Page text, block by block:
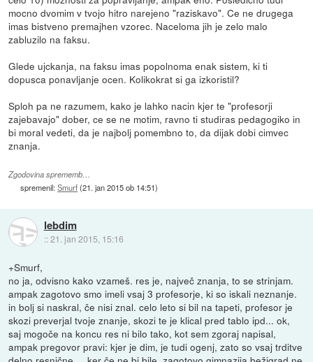
mocno dvomim v tvojo hitro narejeno "raziskavo". Ce ne drugega
imas bistveno premajhen vzorec. Naceloma jih je zelo malo
zabluzilo na faksu.
Glede ujckanja, na faksu imas popolnoma enak sistem, ki ti
dopusca ponavljanje ocen. Kolikokrat si ga izkoristil?
Sploh pa ne razumem, kako je lahko nacin kjer te "profesorji
zajebavajo" dober, ce se ne motim, ravno ti studiras pedagogiko in
bi moral vedeti, da je najbolj pomembno to, da dijak dobi cimvec
znanja.
Zgodovina sprememb…
spremenil:Smurf(21. jan 2015 ob 14:51)
lebdim
::21. jan 2015, 15:16
+Smurf,
no ja, odvisno kako vzameš. res je, največ znanja, to se strinjam.
ampak zagotovo smo imeli vsaj 3 profesorje, ki so iskali neznanje.
in bolj si naskral, če nisi znal. celo leto si bil na tapeti, profesor je
skozi preverjal tvoje znanje, skozi te je klical pred tablo ipd... ok,
saj mogoče na koncu res ni bilo tako, kot sem zgoraj napisal,
ampak pregovor pravi: kjer je dim, je tudi ogenj, zato so vsaj trditve